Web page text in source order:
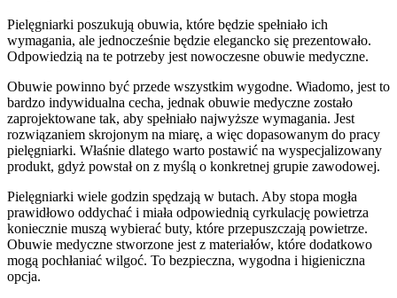
Pielęgniarki poszukują obuwia, które będzie spełniało ich
wymagania, ale jednocześnie będzie elegancko się prezentowało.
Odpowiedzią na te potrzeby jest nowoczesne obuwie medyczne.
Obuwie powinno być przede wszystkim wygodne. Wiadomo, jest to
bardzo indywidualna cecha, jednak obuwie medyczne zostało
zaprojektowane tak, aby spełniało najwyższe wymagania. Jest
rozwiązaniem skrojonym na miarę, a więc dopasowanym do pracy
pielęgniarki. Właśnie dlatego warto postawić na wyspecjalizowany
produkt, gdyż powstał on z myślą o konkretnej grupie zawodowej.
Pielęgniarki wiele godzin spędzają w butach. Aby stopa mogła
prawidłowo oddychać i miała odpowiednią cyrkulację powietrza
koniecznie muszą wybierać buty, które przepuszczają powietrze.
Obuwie medyczne stworzone jest z materiałów, które dodatkowo
mogą pochłaniać wilgoć. To bezpieczna, wygodna i higieniczna
opcja.